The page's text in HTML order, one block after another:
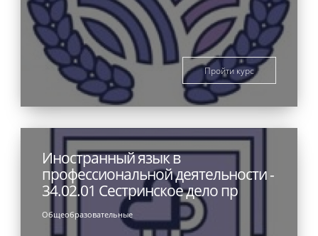
Пройти курс
Иностранный язык в
профессиональной деятельности -
34.02.01 Сестринское дело пр
Общеобразовательные